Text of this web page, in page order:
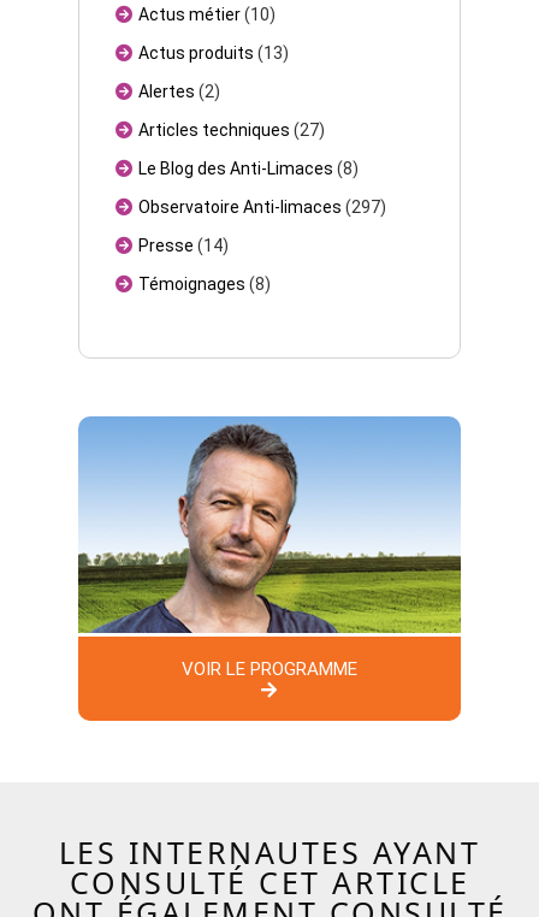
Actus métier(10)
Actus produits (13)
Alertes (2)
Articles techniques (27)
Le Blog des Anti-Limaces (8)
Observatoire Anti-limaces (297)
Presse (14)
Témoignages (8)
VOIR LE PROGRAMME
LES INTERNAUTES AYANT
CONSULTÉ CET ARTICLE